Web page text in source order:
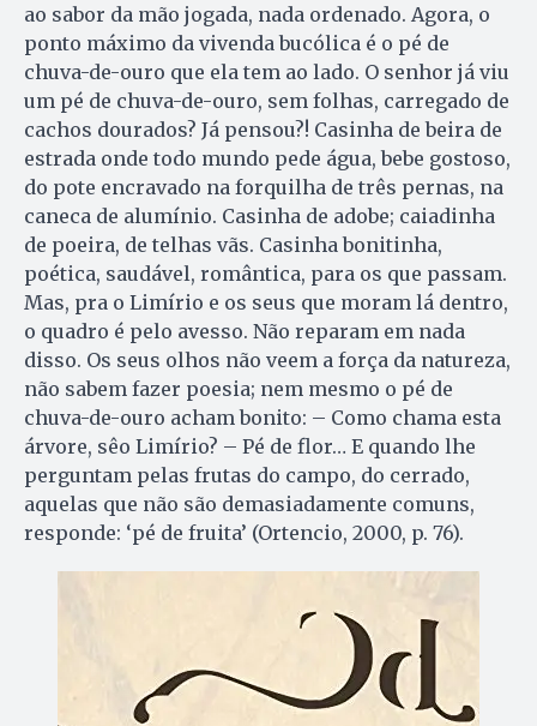
ao sabor da mão jogada, nada ordenado. Agora, o
ponto máximo da vivenda bucólica é o pé de
chuva-de-ouro que ela tem ao lado. O senhor já viu
um pé de chuva-de-ouro, sem folhas, carregado de
cachos dourados? Já pensou?! Casinha de beira de
estrada onde todo mundo pede água, bebe gostoso,
do pote encravado na forquilha de três pernas, na
caneca de alumínio. Casinha de adobe; caiadinha
de poeira, de telhas vãs. Casinha bonitinha,
poética, saudável, romântica, para os que passam.
Mas, pra o Limírio e os seus que moram lá dentro,
o quadro é pelo avesso. Não reparam em nada
disso. Os seus olhos não veem a força da natureza,
não sabem fazer poesia; nem mesmo o pé de
chuva-de-ouro acham bonito: – Como chama esta
árvore, sêo Limírio? – Pé de flor… E quando lhe
perguntam pelas frutas do campo, do cerrado,
aquelas que não são demasiadamente comuns,
responde: ‘pé de fruita’ (Ortencio, 2000, p. 76).